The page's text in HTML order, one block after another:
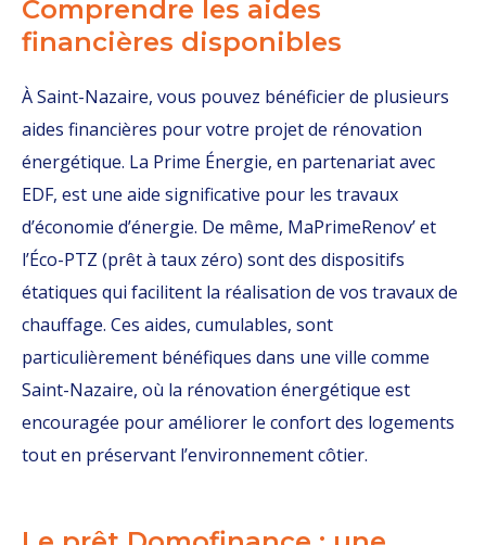
Comprendre les aides
financières disponibles
À Saint-Nazaire, vous pouvez bénéficier de plusieurs
aides financières pour votre projet de rénovation
énergétique. La Prime Énergie, en partenariat avec
EDF, est une aide significative pour les travaux
d’économie d’énergie. De même, MaPrimeRenov’ et
l’Éco-PTZ (prêt à taux zéro) sont des dispositifs
étatiques qui facilitent la réalisation de vos travaux de
chauffage. Ces aides, cumulables, sont
particulièrement bénéfiques dans une ville comme
Saint-Nazaire, où la rénovation énergétique est
encouragée pour améliorer le confort des logements
tout en préservant l’environnement côtier.